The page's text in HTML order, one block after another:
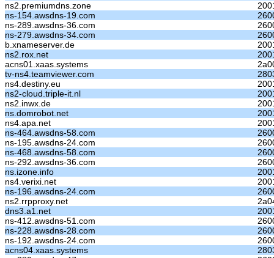
ns2.premiumdns.zone
ns-154.awsdns-19.com
ns-289.awsdns-36.com
ns-279.awsdns-34.com
b.xnameserver.de
ns2.rox.net
acns01.xaas.systems
tv-ns4.teamviewer.com
ns4.destiny.eu
ns2-cloud.triple-it.nl
ns2.inwx.de
ns.domrobot.net
ns4.apa.net
ns-464.awsdns-58.com
ns-195.awsdns-24.com
ns-468.awsdns-58.com
ns-292.awsdns-36.com
ns.izone.info
ns4.verixi.net
ns-196.awsdns-24.com
ns2.rrpproxy.net
dns3.a1.net
ns-412.awsdns-51.com
ns-228.awsdns-28.com
ns-192.awsdns-24.com
acns04.xaas.systems